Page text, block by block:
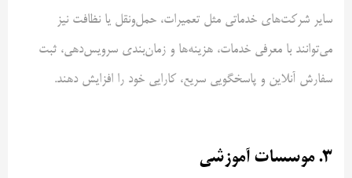
سایر شرکت‌های خدماتی مثل تعمیرات، حمل‌ونقل یا نظافت نیز
می‌توانند با معرفی خدمات، هزینه‌ها و زمان‌بندی سرویس‌دهی، ثبت
سفارش آنلاین و پاسخگویی سریع، کارایی خود را افزایش دهند.
3. موسسات آموزشی